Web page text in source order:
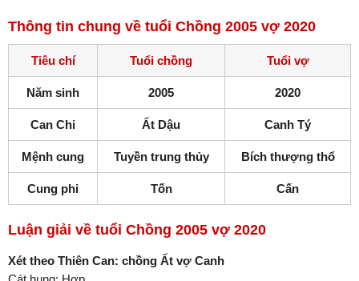
Thông tin chung về tuổi Chồng 2005 vợ 2020
Tiêu chí Tuổi chồng Tuổi vợ
Năm sinh 2005 2020
Can Chi Ất Dậu Canh Tý
Mệnh cung Tuyền trung thủy Bích thượng thổ
Cung phi Tốn Cấn
Luận giải về tuổi Chồng 2005 vợ 2020
Xét theo Thiên Can: chồng Ất vợ Canh